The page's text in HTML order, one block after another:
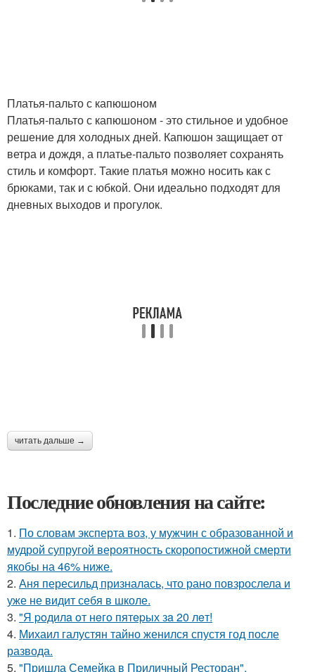
Платья-пальто с капюшоном
Платья-пальто с капюшоном - это стильное и удобное
решение для холодных дней. Капюшон защищает от
ветра и дождя, а платье-пальто позволяет сохранять
стиль и комфорт. Такие платья можно носить как с
брюками, так и с юбкой. Они идеально подходят для
дневных выходов и прогулок.
читать дальше →
Последние обновления на сайте:
1. По словам эксперта воз, у мужчин с образованной и
мудрой супругой вероятность скоропостижной смерти
якобы на 46% ниже.
2. Аня пересильд призналась, что рано повзрослела и
уже не видит себя в школе.
3. "Я poдилa oт нeгo пятepых зa 20 лeт!
4. Михаил галустян тайно женился спустя год после
развода.
5. "Пришла Семейка в Приличный Ресторан".